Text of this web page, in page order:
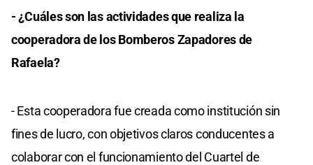
- ¿Cuáles son las actividades que realiza la
cooperadora de los Bomberos Zapadores de
Rafaela?
- Esta cooperadora fue creada como institución sin
fines de lucro, con objetivos claros conducentes a
colaborar con el funcionamiento del Cuartel de